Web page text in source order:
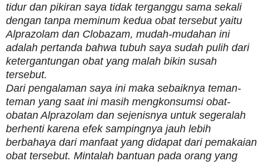
tidur dan pikiran saya tidak terganggu sama sekali
dengan tanpa meminum kedua obat tersebut yaitu
Alprazolam dan Clobazam, mudah-mudahan ini
adalah pertanda bahwa tubuh saya sudah pulih dari
ketergantungan obat yang malah bikin susah
tersebut.
Dari pengalaman saya ini maka sebaiknya teman-
teman yang saat ini masih mengkonsumsi obat-
obatan Alprazolam dan sejenisnya untuk segeralah
berhenti karena efek sampingnya jauh lebih
berbahaya dari manfaat yang didapat dari pemakaian
obat tersebut. Mintalah bantuan pada orang yang